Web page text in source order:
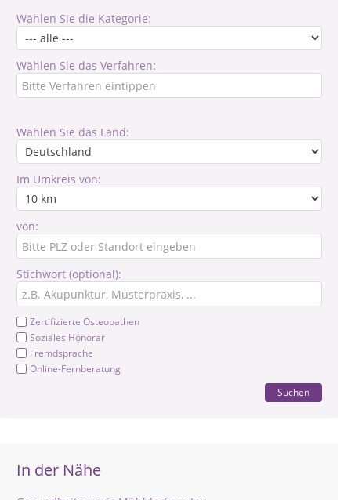
Wählen Sie die Kategorie:
Wählen Sie das Verfahren:
Wählen Sie das Land:
Im Umkreis von:
von:
Stichwort (optional):
Zertifizierte Osteopathen
Soziales Honorar
Fremdsprache
Online-Fernberatung
Suchen
In der Nähe